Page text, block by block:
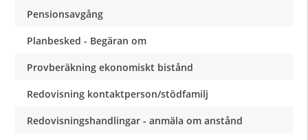
Pensionsavgång
Planbesked - Begäran om
Provberäkning ekonomiskt bistånd
Redovisning kontaktperson/stödfamilj
Redovisningshandlingar - anmäla om anstånd